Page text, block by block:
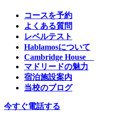
コースを予約
よくある質問
レベルテスト
Hablamosについて
Cambridge House
マドリードの魅力
宿泊施設案内
当校のブログ
今すぐ電話する